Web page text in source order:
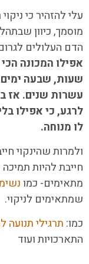
עלי להזהיר כי
מוסמך, כיוון
הדם העלולים
עשרות שנים. אז
לרגע, כי אפילו
לו מנוחה.
ולמרות שהינקוי
חייבת להיות
מתאימים- כמו
שמתאימים לניקוי.
כמו: תרגילי תנועה
התארכויות ועוד